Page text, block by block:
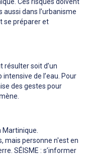
aussi dans l’urbanisme
se préparer et
résulter soit d’un
de l’eau. Pour
des gestes pour
Martinique.
mais personne n'est en
SÉISME : s’informer